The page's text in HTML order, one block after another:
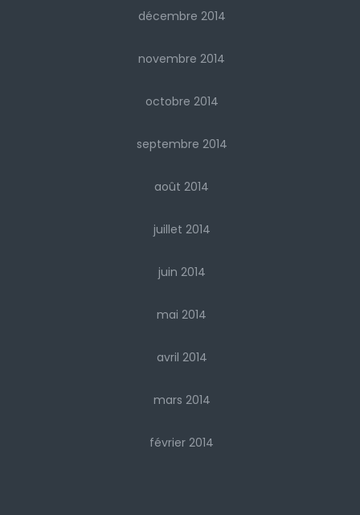
décembre 2014
novembre 2014
octobre 2014
septembre 2014
août 2014
juillet 2014
juin 2014
mai 2014
avril 2014
mars 2014
février 2014